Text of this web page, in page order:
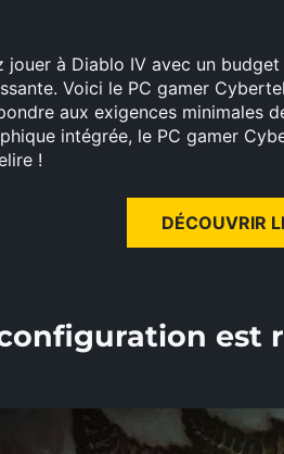
jouer à Diablo IV avec un
Voici le PC gamer
aux exigences minimales
intégrée, le PC gamer
!
DÉCOUVRIR
est